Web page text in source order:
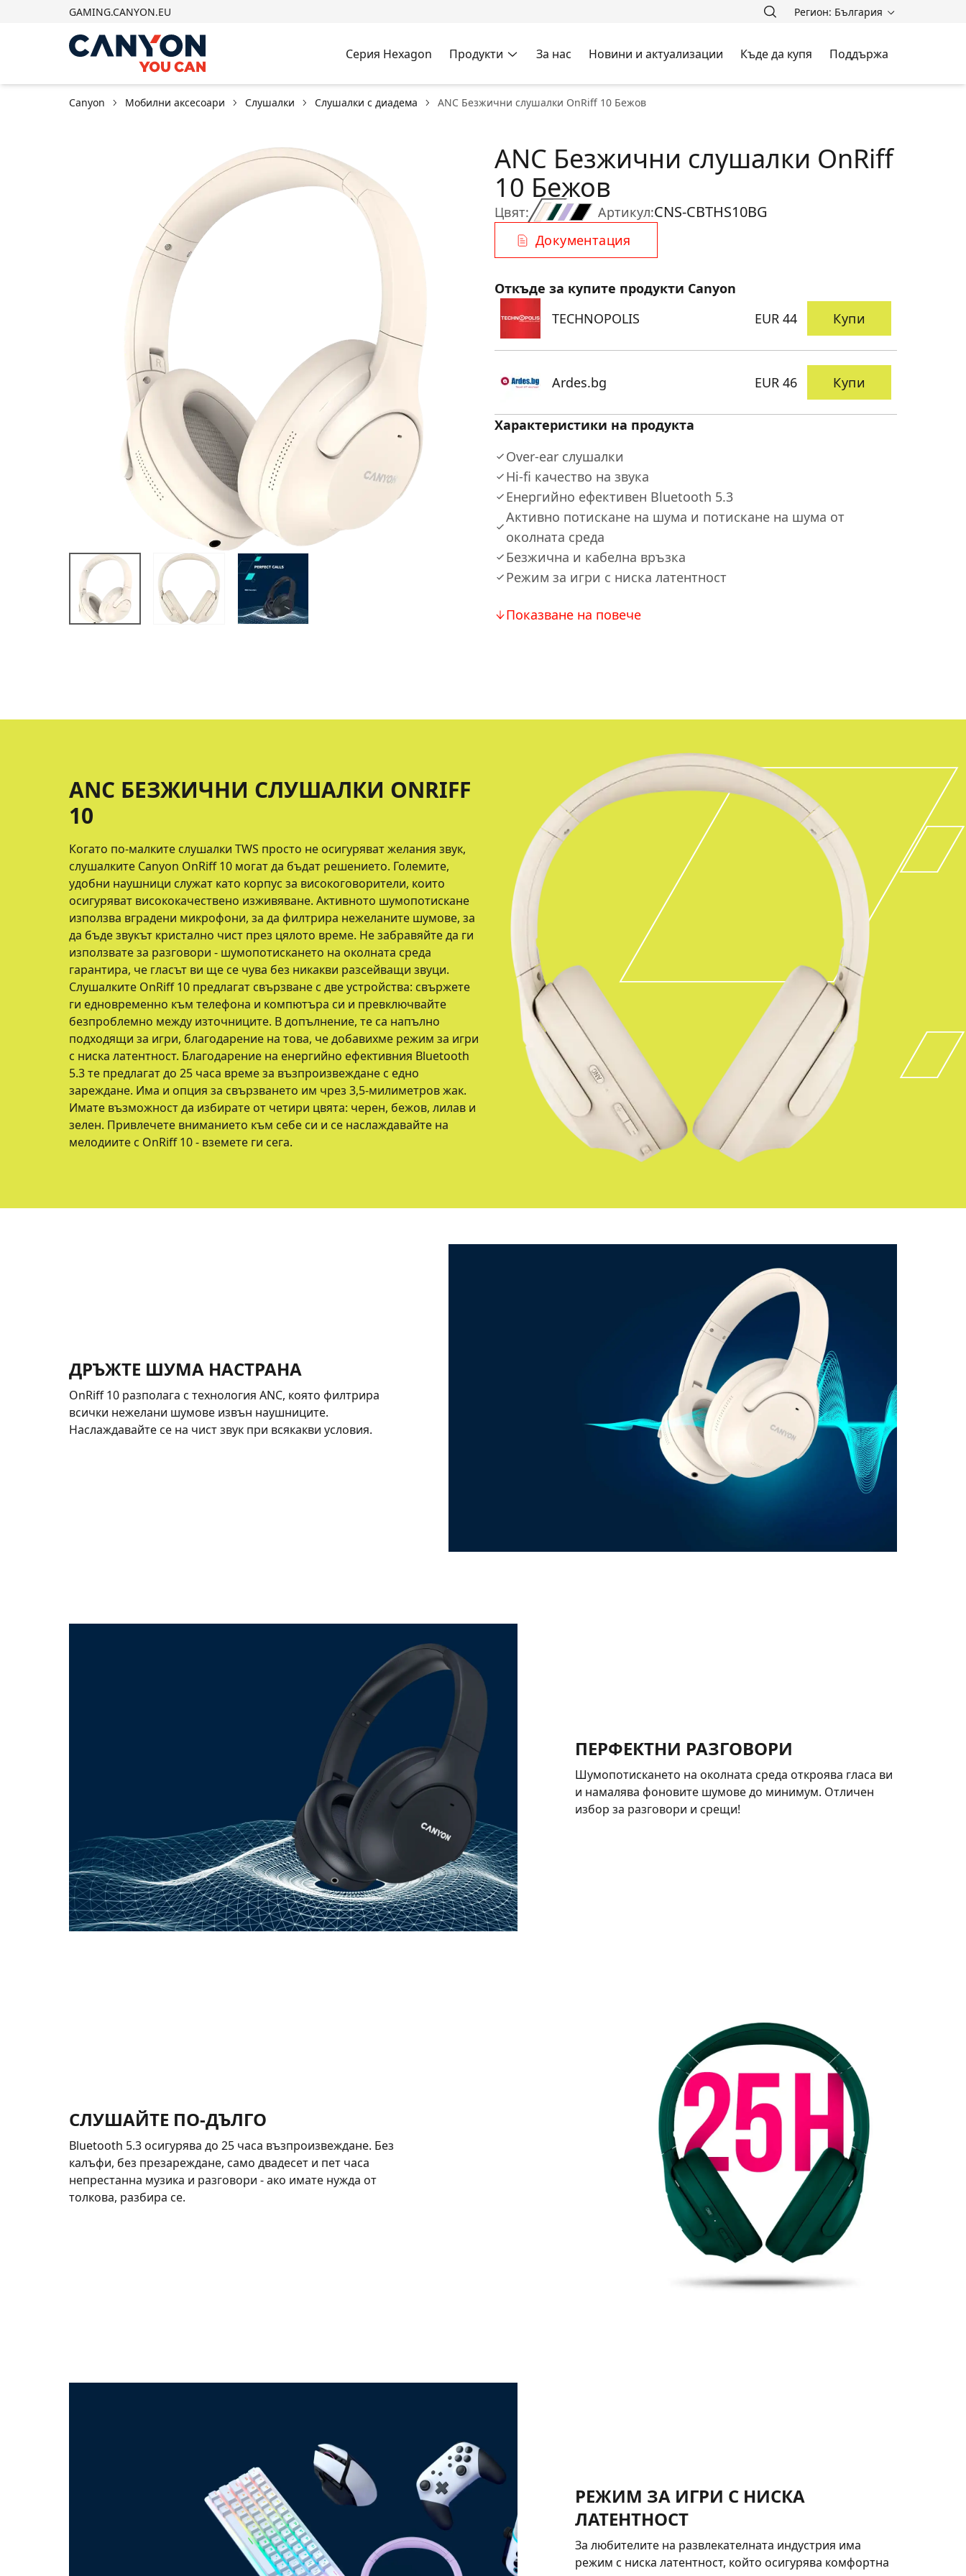
GAMING.CANYON.EU Регион: България
Серия Hexagon Продукти За нас Новини и актуализации Къде да купя Поддържа
Canyon Мобилни аксесоари Слушалки Слушалки с диадема ANC Безжични слушалки OnRiff 10 Бежов
Цвят:
ANC Безжични слушалки OnRiff
10 Бежов
Артикул:CNS-CBTHS10BG
Документация
Характеристики на продукта
Over-ear слушалки
Hi-fi качество на звука
Енергийно ефективен Bluetooth 5.3
Активно потискане на шума и потискане на шума от
околната среда
Безжична и кабелна връзка
Режим за игри с ниска латентност
Показване на повече
Откъде за купите продукти Canyon
TECHNOPOLIS
EUR 44 Купи
Ardes.bg EUR 46 Купи
ANC БЕЗЖИЧНИ СЛУШАЛКИ ONRIFF
10
Когато по-малките слушалки TWS просто не осигуряват желания звук,
слушалките Canyon OnRiff 10 могат да бъдат решението. Големите,
удобни наушници служат като корпус за високоговорители, които
осигуряват висококачествено изживяване. Активното шумопотискане
използва вградени микрофони, за да филтрира нежеланите шумове, за
да бъде звукът кристално чист през цялото време. Не забравяйте да ги
използвате за разговори - шумопотискането на околната среда
гарантира, че гласът ви ще се чува без никакви разсейващи звуци.
Слушалките OnRiff 10 предлагат свързване с две устройства: свържете
ги едновременно към телефона и компютъра си и превключвайте
безпроблемно между източниците. В допълнение, те са напълно
подходящи за игри, благодарение на това, че добавихме режим за игри
с ниска латентност. Благодарение на енергийно ефективния Bluetooth
5.3 те предлагат до 25 часа време за възпроизвеждане с едно
зареждане. Има и опция за свързването им чрез 3,5-милиметров жак.
Имате възможност да избирате от четири цвята: черен, бежов, лилав и
зелен. Привлечете вниманието към себе си и се наслаждавайте на
мелодиите с OnRiff 10 - вземете ги сега.
ДРЪЖТЕ ШУМА НАСТРАНА
OnRiff 10 разполага с технология ANC, която филтрира
всички нежелани шумове извън наушниците.
Наслаждавайте се на чист звук при всякакви условия.
ПЕРФЕКТНИ РАЗГОВОРИ
Шумопотискането на околната среда откроява гласа ви
и намалява фоновите шумове до минимум. Отличен
избор за разговори и срещи!
СЛУШАЙТЕ ПО-ДЪЛГО
Bluetooth 5.3 осигурява до 25 часа възпроизвеждане. Без
калъфи, без презареждане, само двадесет и пет часа
непрестанна музика и разговори - ако имате нужда от
толкова, разбира се.
РЕЖИМ ЗА ИГРИ С НИСКА
ЛАТЕНТНОСТ
За любителите на развлекателната индустрия има
режим с ниска латентност, който осигурява комфортна